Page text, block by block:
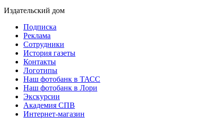
Издательский дом
Подписка
Реклама
Сотрудники
История газеты
Контакты
Логотипы
Наш фотобанк в ТАСС
Наш фотобанк в Лори
Экскурсии
Академия СПВ
Интернет-магазин